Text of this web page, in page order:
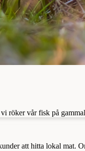
vår fisk på
att hitta lokal mat.